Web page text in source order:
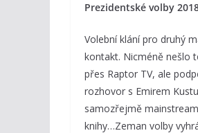
Prezidentské volby
Volební klání pro druhý
kontakt. Nicméně nešlo
přes Raptor TV, ale
rozhovor s Emirem
samozřejmě
knihy…Zeman volby